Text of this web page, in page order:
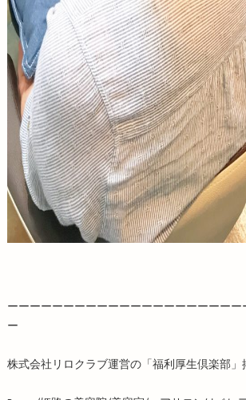
ーーーーーーーーーーーーーーーーーーーー
ー
株式会社リロクラブ運営の「福利厚生倶楽部」